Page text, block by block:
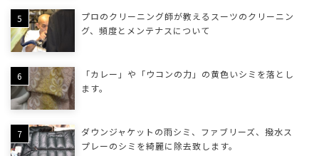
プロのクリーニング師が教えるスーツのクリーニン
グ、頻度とメンテナスについて
「カレー」や「ウコンの力」の黄色いシミを落とし
ます。
ダウンジャケットの雨シミ、ファブリーズ、撥水ス
プレーのシミを綺麗に除去致します。